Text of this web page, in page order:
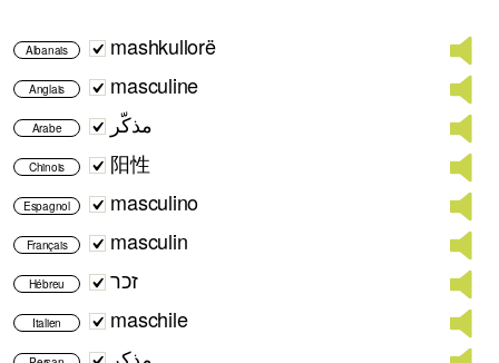
Albanais mashkullorë
Anglais masculine
Arabe مذكّر
Chinois 阳性
Espagnol masculino
Français masculin
Hébreu זכר
Italien maschile